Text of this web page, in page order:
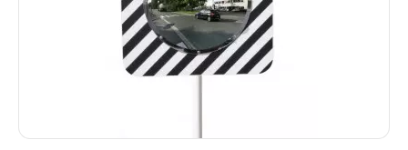
Prix, croissant
Prix, décroissant
Reference, A to Z